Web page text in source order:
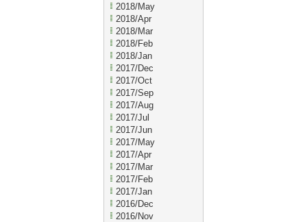
2018/May
2018/Apr
2018/Mar
2018/Feb
2018/Jan
2017/Dec
2017/Oct
2017/Sep
2017/Aug
2017/Jul
2017/Jun
2017/May
2017/Apr
2017/Mar
2017/Feb
2017/Jan
2016/Dec
2016/Nov